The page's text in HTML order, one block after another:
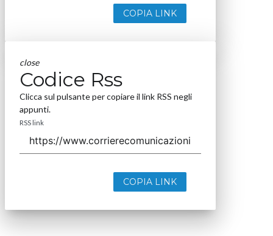
COPIA LINK
close
Codice Rss
Clicca sul pulsante per copiare il link RSS negli
appunti.
RSS link
COPIA LINK